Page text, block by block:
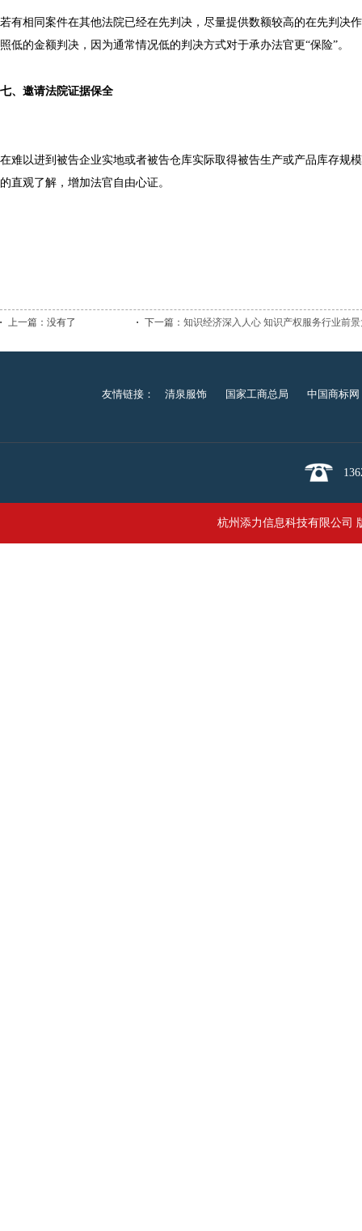
若有相同案件在其他法院已经在先判决，尽量提供数额较高的在先判决
照低的金额判决，因为通常情况低的判决方式对于承办法官更“保险”。
七、邀请法院证据保全
在难以进到被告企业实地或者被告仓库实际取得被告生产或产品库存规
的直观了解，增加法官自由心证。
上一篇： 没有了 下一篇： 知识经济深入人心 知识产权服务行业前景
友情链接： 清泉服饰 国家工商总局 中国商标网
杭州添力信息科技有限公司